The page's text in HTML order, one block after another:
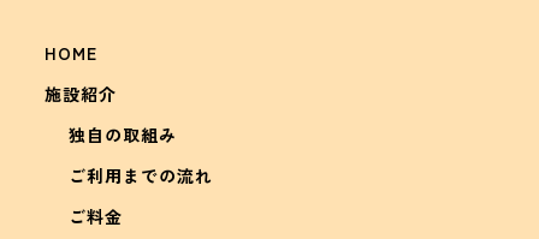
HOME
施設紹介
独自の取組み
ご利用までの流れ
ご料金